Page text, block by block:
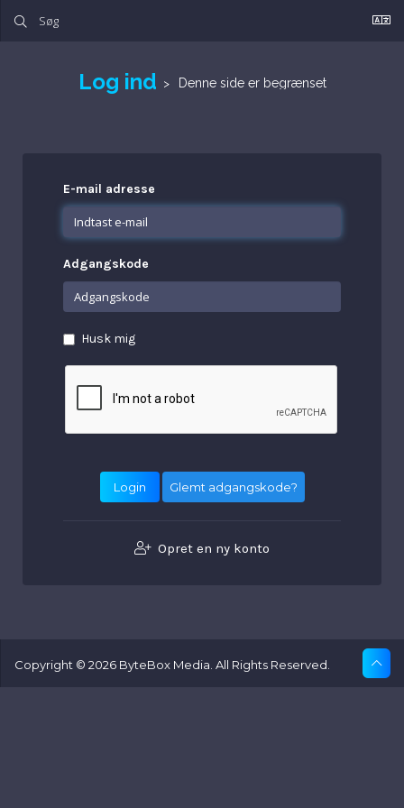
Log ind Denne side er begrænset
E-mail adresse
Adgangskode
Husk mig
Glemt adgangskode?
Opret en ny konto
Copyright © 2026 ByteBox Media. All Rights Reserved.